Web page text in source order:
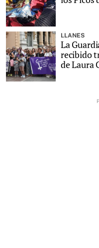
LLANES
La
recibido
de Laura